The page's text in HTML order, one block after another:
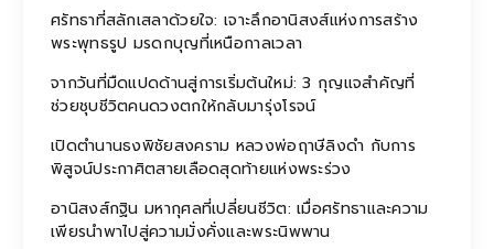
ศรัทธาที่สลักเสลาด้วยใจ: เจาะลึกอานิสงส์แห่งการสร้าง
พระพุทธรูป มรดกบุญที่เหนือกาลเวลา
จากวันที่มืดแปดด้านสู่การเริ่มต้นใหม่: 3 กุญแจสำคัญที่
ช่วยชุบชีวิตคนดวงตกให้กลับมารุ่งโรจน์
เปิดตำนานธงพิชัยสงคราม หลวงพ่อฤาษีลิงดำ กับการ
พิสูจน์ประกาศิตสายเลือดสุดท้ายแห่งพระร่วง
อานิสงส์กฐิน มหากุศลที่เปลี่ยนชีวิต: เมื่อศรัทธาและความ
เพียรนำพาไปสู่ความมั่งคั่งและพระนิพพาน